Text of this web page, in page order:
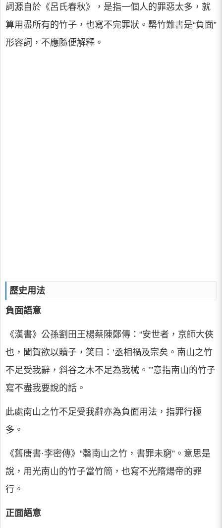
詞源自於《呂氏春秋》，是指一個人的罪惡太多，就
算用盡所有的竹子，也寫不完罪狀。罄竹難書是“負面”
形容詞，不應隨便解釋。
歷史用法
負面語意
《漢書》公孫劉田王楊蔡陳鄭傳：“安世者，京師大俠
也，聞賀欲以贖子，笑曰：‘丞相禍及宗矣。南山之竹
不足受我辭，斜谷之木不足為我械。’”意指南山的竹子
寫不盡我要說的話。
此處南山之竹不足受我辭亦為負面用法，指罪行極
多。
《舊唐書·李密傳》“磬南山之竹，書罪未窮”。意思是
說，用光南山的竹子當竹簡，也寫不光隋煬帝的罪
行。
正面語意